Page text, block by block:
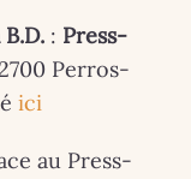
: Press-
Perros-
ici
au Press-